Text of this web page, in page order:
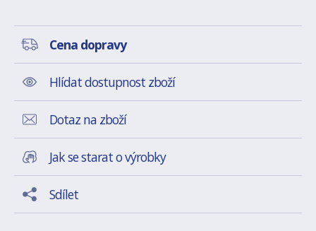
Cena dopravy
Hlídat dostupnost zboží
Dotaz na zboží
Jak se starat o výrobky
Sdílet